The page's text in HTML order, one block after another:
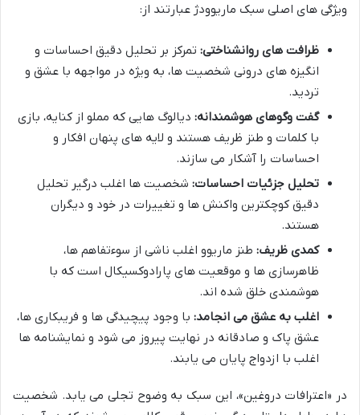
ویژگی های اصلی سبک ماریوودژ عبارتند از:
ظرافت های روانشناختی: تمرکز بر تحلیل دقیق احساسات و
انگیزه های درونی شخصیت ها، به ویژه در مواجهه با عشق و
تردید.
گفت وگوهای هوشمندانه: دیالوگ هایی که مملو از کنایه، بازی
با کلمات و طنز ظریف هستند و لایه های پنهان افکار و
احساسات را آشکار می سازند.
تحلیل جزئیات احساسات: شخصیت ها اغلب درگیر تحلیل
دقیق کوچکترین واکنش ها و تغییرات در خود و دیگران
هستند.
کمدی ظریف: طنز ماریوو اغلب ناشی از سوءتفاهم ها،
ظاهرسازی ها و موقعیت های پارادوکسیکال است که با
هوشمندی خلق شده اند.
اغلب به عشق می انجامد: با وجود پیچیدگی ها و فریبکاری ها،
عشق پاک و صادقانه در نهایت پیروز می شود و نمایشنامه ها
اغلب با ازدواج پایان می یابند.
در «اعترافات دروغین»، این سبک به وضوح تجلی می یابد. شخصیت